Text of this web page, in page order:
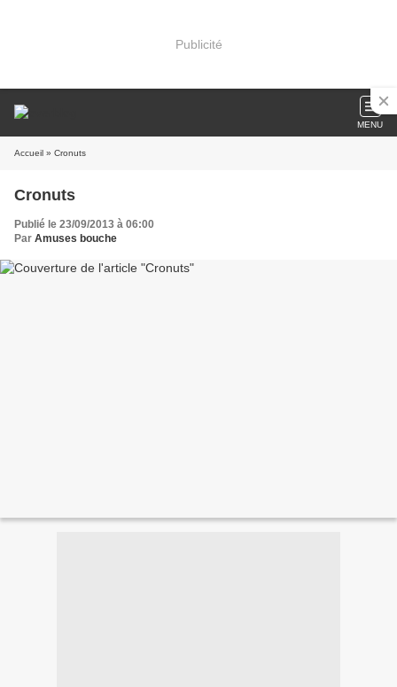
Publicité
MENU
Accueil » Cronuts
Cronuts
Publié le 23/09/2013 à 06:00
Par Amuses bouche